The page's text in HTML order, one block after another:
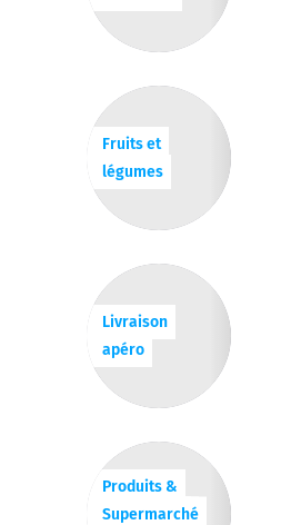
Fruits et
légumes
Livraison
apéro
Produits &
Supermarché